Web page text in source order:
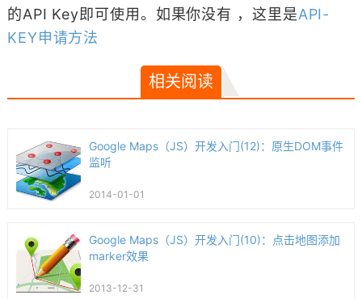
的API Key即可使用。如果你没有 ，这里是API-
KEY申请方法
相关阅读
Google Maps（JS）开发入门(12)：原生DOM事件
监听
2014-01-01
Google Maps（JS）开发入门(10)：点击地图添加
marker效果
2013-12-31